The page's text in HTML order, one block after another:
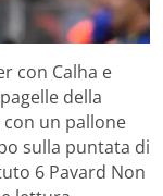
con Calha e
della
un pallone
sulla puntata di
6 Pavard Non